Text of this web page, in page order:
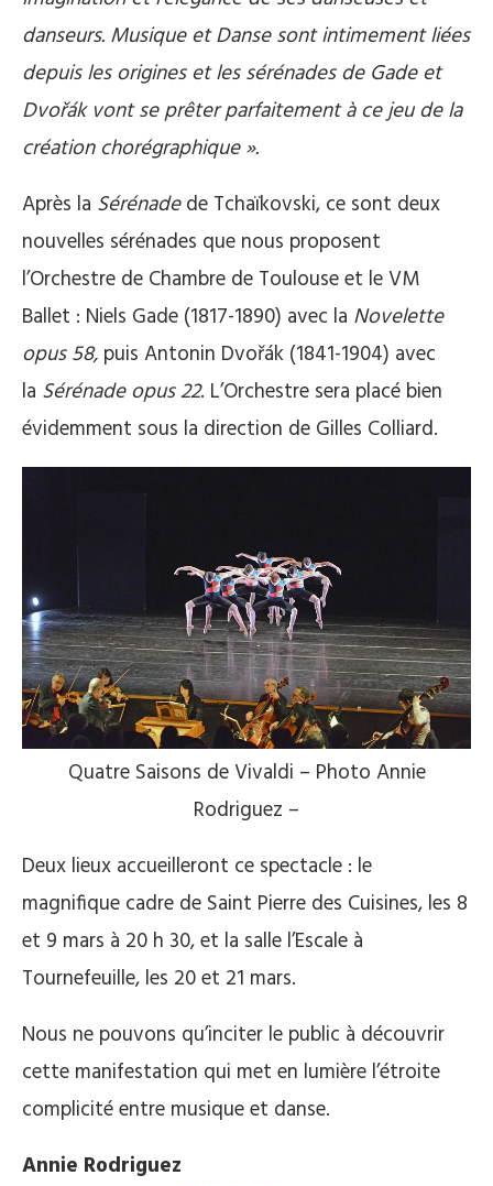
danseurs. Musique et Danse sont intimement liées
depuis les origines et les sérénades de Gade et
Dvořák vont se prêter parfaitement à ce jeu de la
création chorégraphique ».
Après la Sérénadede Tchaïkovski, ce sont deux
nouvelles sérénades que nous proposent
l’Orchestre de Chambre de Toulouse et le VM
Ballet : Niels Gade (1817-1890) avec la Novelette
opus 58, puis Antonin Dvořák (1841-1904) avec
la Sérénade opus 22. L’Orchestre sera placé bien
évidemment sous la direction de Gilles Colliard.
Quatre Saisons de Vivaldi – Photo Annie
Rodriguez –
Deux lieux accueilleront ce spectacle : le
magnifique cadre de Saint Pierre des Cuisines, les 8
et 9 mars à 20 h 30, et la salle l’Escale à
Tournefeuille, les 20 et 21 mars.
Nous ne pouvons qu’inciter le public à découvrir
cette manifestation qui met en lumière l’étroite
complicité entre musique et danse.
Annie Rodriguez